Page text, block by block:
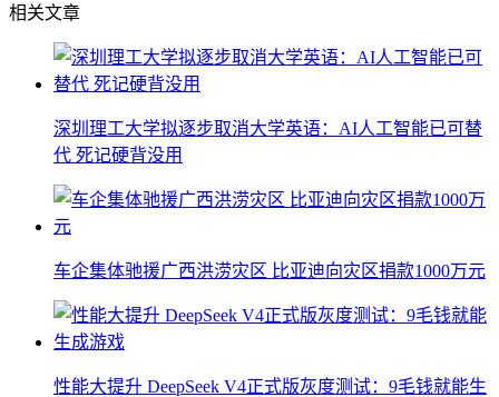
相关文章
深圳理工大学拟逐步取消大学英语：AI人工智能已可替
代 死记硬背没用
车企集体驰援广西洪涝灾区 比亚迪向灾区捐款1000万元
性能大提升 DeepSeek V4正式版灰度测试：9毛钱就能生